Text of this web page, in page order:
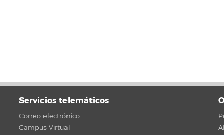
Servicios telemáticos
Correo electrónico
Campus Virtual